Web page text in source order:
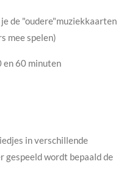
mee spelen)
60 minuten
in verschillende
gespeeld wordt bepaald de